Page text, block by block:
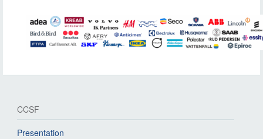
CCSF
Presentation